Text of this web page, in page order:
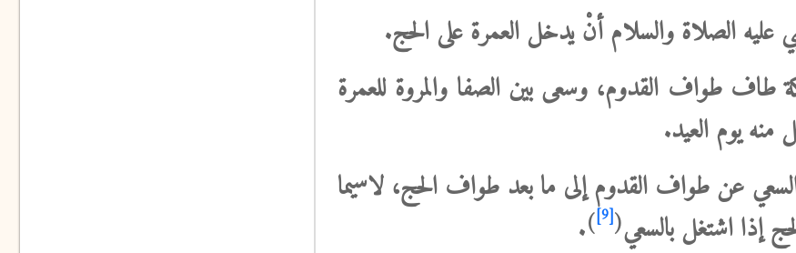
عليه الصلاة والسلام أنْ يدخل العمرة على الحج.
طاف طواف القدوم، وسعى بين الصفا والمروة للعمرة
منه يوم العيد.
السعي عن طواف القدوم إلى ما بعد طواف الحج، لاسيما
إذا اشتغل بالسعي(
[9]
)
.